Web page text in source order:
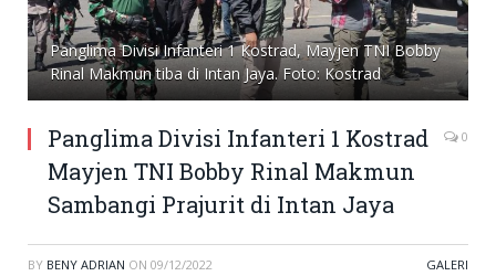
Panglima Divisi Infanteri 1 Kostrad, Mayjen TNI Bobby
Rinal Makmun tiba di Intan Jaya. Foto: Kostrad
Panglima Divisi Infanteri 1 Kostrad
Mayjen TNI Bobby Rinal Makmun
Sambangi Prajurit di Intan Jaya
0
BY BENY ADRIAN ON 09/12/2022 GALERI